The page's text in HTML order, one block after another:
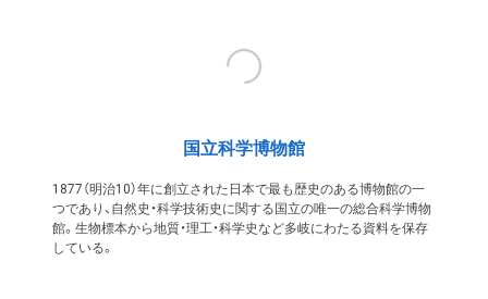
国立科学博物館
1877（明治10）年に創立された日本で最も歴史のある博物館の一
つであり、自然史・科学技術史に関する国立の唯一の総合科学博物
館。生物標本から地質・理工・科学史など多岐にわたる資料を保存
している。